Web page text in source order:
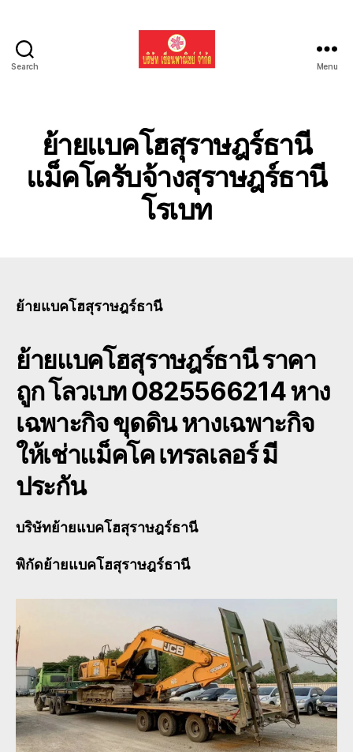
Search
แบค
โฮ
ทั่ว
ประเทศ.com
Menu
ย้ายแบคโฮสุราษฎร์ธานี
แม็คโครับจ้างสุราษฎร์ธานี
โรเบท
ย้ายแบคโฮสุราษฎร์ธานี
ย้ายแบคโฮสุราษฎร์ธานีราคา
ถูก โลวเบท 0825566214 หาง
เฉพาะกิจ ขุดดิน หางเฉพาะกิจ
ให้เช่าแม็คโค เทรลเลอร์ มี
ประกัน
บริษัทย้ายแบคโฮสุราษฎร์ธานี
พิกัดย้ายแบคโฮสุราษฎร์ธานี